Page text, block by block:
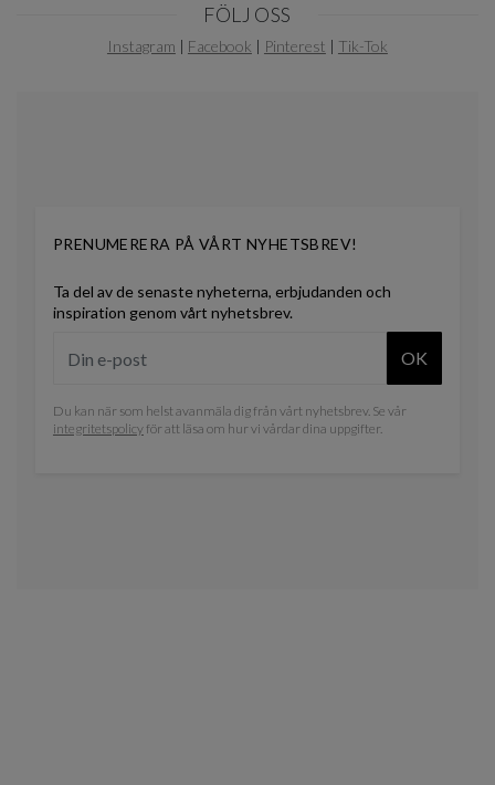
FÖLJ OSS
Instagram | Facebook | Pinterest | Tik-Tok
PRENUMERERA PÅ VÅRT NYHETSBREV!
Ta del av de senaste nyheterna, erbjudanden och
inspiration genom vårt nyhetsbrev.
OK
Du kan när som helst avanmäla dig från vårt nyhetsbrev. Se vår
integritetspolicyför att läsa om hur vi vårdar dina uppgifter.